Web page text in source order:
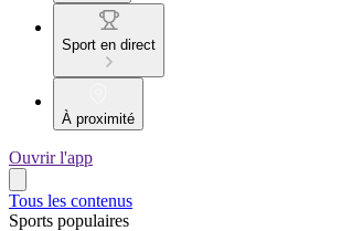
Sport en direct
À proximité
Ouvrir l'app
Tous les contenus
Sports populaires